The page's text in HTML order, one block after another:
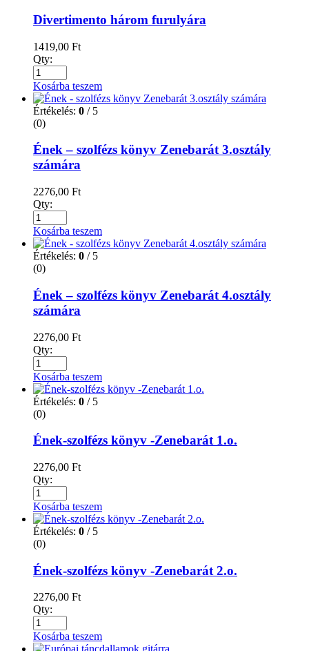
Divertimento három furulyára
1419,00 Ft
Qty:
Kosárba teszem
Értékelés: 0 / 5
(0)
Ének – szolfézs könyv Zenebarát 3.osztály
számára
2276,00 Ft
Qty:
Kosárba teszem
Értékelés: 0 / 5
(0)
Ének – szolfézs könyv Zenebarát 4.osztály
számára
2276,00 Ft
Qty:
Kosárba teszem
Értékelés: 0 / 5
(0)
Ének-szolfézs könyv -Zenebarát 1.o.
2276,00 Ft
Qty:
Kosárba teszem
Értékelés: 0 / 5
(0)
Ének-szolfézs könyv -Zenebarát 2.o.
2276,00 Ft
Qty:
Kosárba teszem